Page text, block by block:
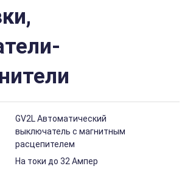
GV2L Автоматический
выключатель с магнитным
расцепителем
На токи до 32 Ампер